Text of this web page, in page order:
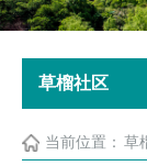
草榴社区
当前位置： 草